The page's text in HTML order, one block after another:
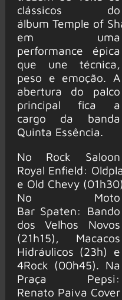
clássicos do
álbum Temple of
em uma
performance épica
que une técnica,
peso e emoção. A
abertura do palco
principal fica a
cargo da banda
Quinta Essência.
No Rock Saloon
Royal Enfield:
e Old Chevy
No Moto
Bar Spaten: Bando
dos Velhos Novos
(21h15), Macacos
Hidráulicos (23h) e
4Rock (00h45). Na
Praça Pepsi:
Renato Paiva Cover